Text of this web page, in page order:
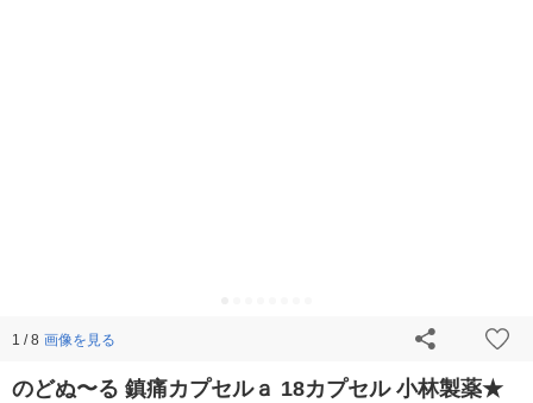
1 / 8 画像を見る
のどぬ〜る 鎮痛カプセルａ 18カプセル 小林製薬★